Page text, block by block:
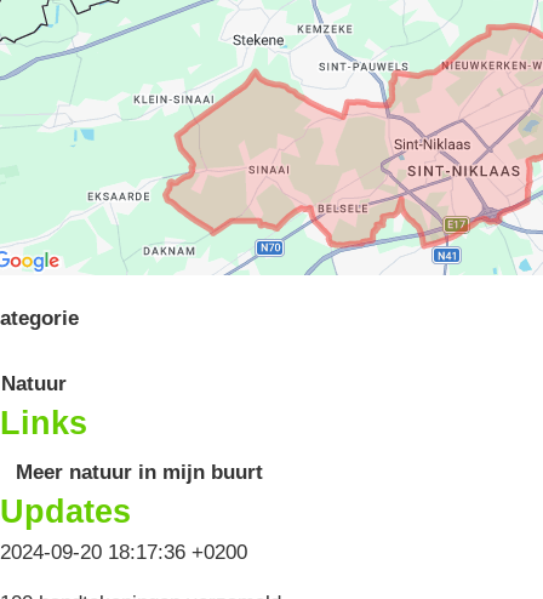
Natuur
Links
Meer natuur in mijn buurt
Updates
2024-09-20 18:17:36 +0200